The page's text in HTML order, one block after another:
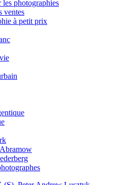
photographies
ventes
à petit prix